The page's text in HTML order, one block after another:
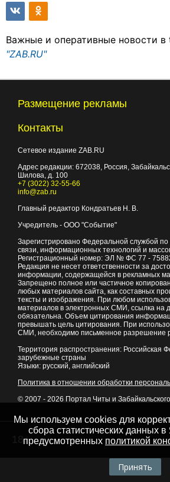
Важные и оперативные новости в
"ZAB.RU"
Размещение рекламы
Контакты
Сетевое издание ZAB.RU
Адрес редакции: 672038, Россия,
Шилова, д. 100
+7 (3022) 32-55-66
info@zab.ru
Главный редактор Кондратьев Н. В.
Учредитель - ООО "Событие"
Зарегистрировано Федеральной службой
связи, информационных технологий и
Регистрационный номер: ЭЛ № ФС 77 -
Редакция не несет ответственности за
информации, содержащейся в рекламных
Запрещено полное или частичное
любых материалов сайта, как составных
тексты и изображения. При любом
материалов в электронных СМИ, ссылка на
обязательна. Объем цитирования
превышать цель цитирования. При
СМИ, необходимо письменное разрешение
Территория распространения: Российская
зарубежные страны
Языки: русский, английский
Политика в отношении обработки
© 2007 - 2026 Портал Читы и
18+
Мы используем cookies для
сбора статистических данных
предусмотренных политикой
Принять